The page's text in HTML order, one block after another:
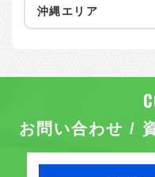
お問い合わせ /
沖縄エリア